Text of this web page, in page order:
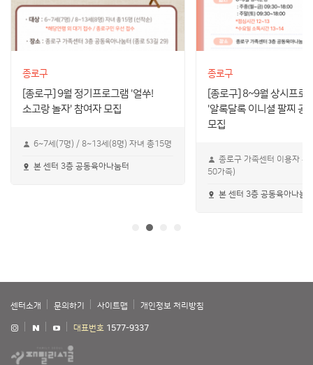
종로구
[종로구] 9월 정기프로그램 '얼쑤!
소고랑 놀자' 참여자 모집
6~7세(7명) / 8~13세(8명) 자녀 총15명
본 센터 3층 공동육아나눔터
종로구
[종로구] 8~9월 상시프로
'알록달록 이니셜 팔찌 공
모집
종로구 가족센터 이용자 누
50가족)
본 센터 3층 공동육아나눔
센터소개 문의하기 사이트맵 개인정보 처리방침
대표번호 1577-9337